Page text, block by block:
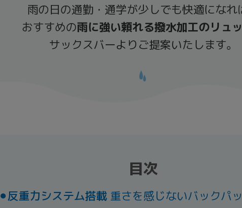
雨の日の通勤・通学が少しでも快適になれ
おすすめの雨に強い頼れる撥水加工のリュ
サックスバーよりご提案いたします。
目次
⚫︎反重力システム搭載 重さを感じないバックパ